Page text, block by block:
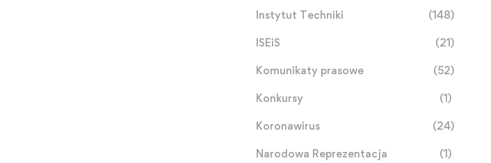
Instytut Techniki (148)
ISEiS (21)
Komunikaty prasowe (52)
Konkursy (1)
Koronawirus (24)
Narodowa Reprezentacja
(1)